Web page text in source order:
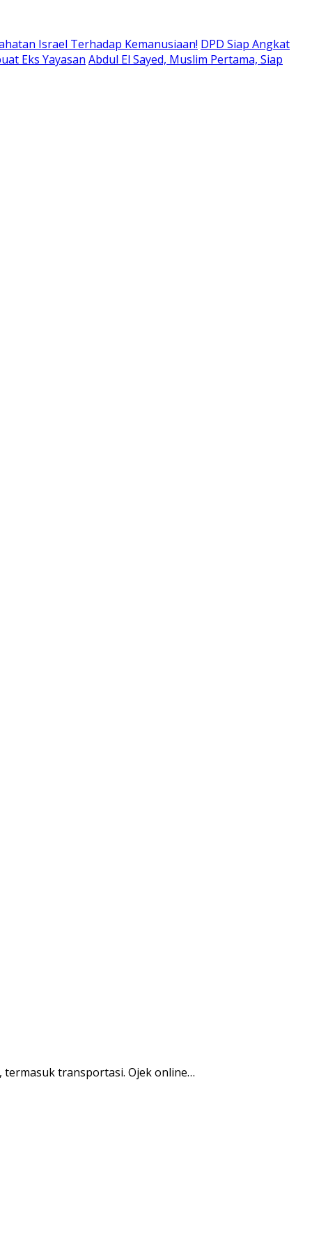
Israel Terhadap Kemanusiaan! DPD Siap Angkat
Eks Yayasan Abdul El Sayed, Muslim Pertama, Siap
termasuk transportasi. Ojek online…